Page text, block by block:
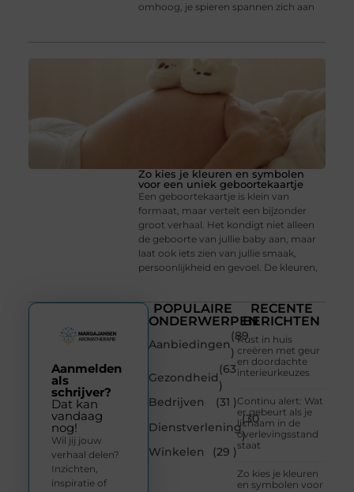
omhoog, je spieren spannen zich aan
Zo kies je kleuren en symbolen
voor een uniek geboortekaartje
Een geboortekaartje is klein van
formaat, maar vertelt een bijzonder
groot verhaal. Het kondigt niet alleen
de geboorte van jullie baby aan, maar
laat ook iets zien van jullie smaak,
persoonlijkheid en gevoel. De kleuren,
POPULAIRE
ONDERWERPEN
Aanbiedingen
(89
)
Gezondheid
(63
)
Bedrijven
(31 )
Dienstverlening
(30
)
Winkelen
(29 )
RECENTE
BERICHTEN
Rust in huis
creëren met geur
en doordachte
interieurkeuzes
Continu alert: Wat
er gebeurt als je
lichaam in de
overlevingsstand
staat
Zo kies je kleuren
en symbolen voor
Aanmelden
als
schrijver?
Dat kan
vandaag
nog!
Wil jij jouw
verhaal delen?
Inzichten,
inspiratie of